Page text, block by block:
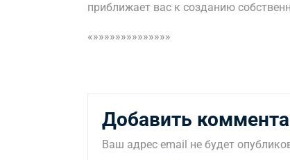
приближает вас к созданию
«»»»»»»»»»»»»»»
Добавить
Ваш адрес email не будет